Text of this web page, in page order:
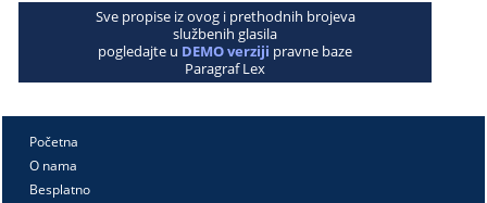
Sve propise iz ovog i prethodnih brojeva
službenih glasila
pogledajte u DEMO verziji pravne baze
Paragraf Lex
Početna
O nama
Besplatno